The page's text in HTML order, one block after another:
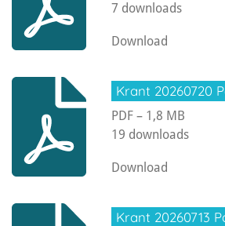
7 downloads
Download
Krant 20260720
PDF – 1,8 MB
19 downloads
Download
Krant 20260713